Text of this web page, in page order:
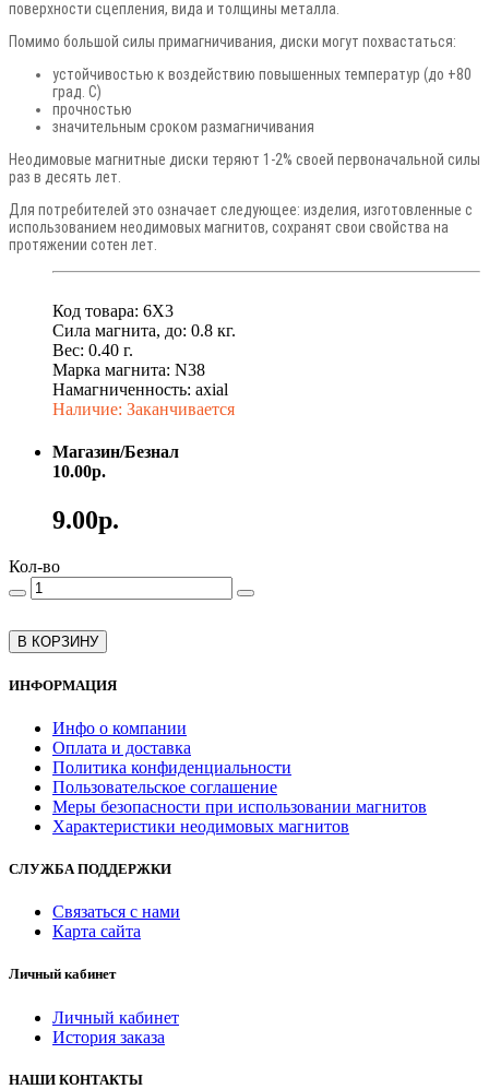
поверхности сцепления, вида и толщины металла.
Помимо большой силы примагничивания, диски могут похвастаться:
устойчивостью к воздействию повышенных температур (до +80
град. C)
прочностью
значительным сроком размагничивания
Неодимовые магнитные диски теряют 1-2% своей первоначальной силы
раз в десять лет.
Для потребителей это означает следующее: изделия, изготовленные с
использованием неодимовых магнитов, сохранят свои свойства на
протяжении сотен лет.
Код товара: 6X3
Сила магнита, до: 0.8 кг.
Вес: 0.40 г.
Марка магнита: N38
Намагниченность: axial
Наличие: Заканчивается
Магазин/Безнал
10.00р.
9.00р.
Кол-во
В КОРЗИНУ
ИНФОРМАЦИЯ
Инфо о компании
Оплата и доставка
Политика конфиденциальности
Пользовательское соглашение
Меры безопасности при использовании магнитов
Характеристики неодимовых магнитов
СЛУЖБА ПОДДЕРЖКИ
Связаться с нами
Карта сайта
Личный кабинет
Личный кабинет
История заказа
НАШИ КОНТАКТЫ